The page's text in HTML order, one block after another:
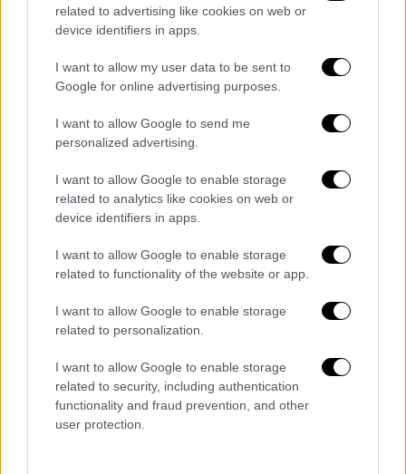
related to advertising like cookies on web or
device identifiers in apps.
I want to allow my user data to be sent to
Google for online advertising purposes.
I want to allow Google to send me
personalized advertising.
I want to allow Google to enable storage
related to analytics like cookies on web or
device identifiers in apps.
I want to allow Google to enable storage
related to functionality of the website or app.
I want to allow Google to enable storage
related to personalization.
I want to allow Google to enable storage
related to security, including authentication
functionality and fraud prevention, and other
user protection.
Πολιτική|26.01.2026 16:49
Τι προβλέπει το νομοσχέδιο για την
επιστολική ψήφο - Οι έδρες και η πρώτη
συνεδρίαση της άτυπης διακομματικής
Επιστολική ψήφος για τους εκτός
επικράτειας εκλογείς και εκλογική
έδρες